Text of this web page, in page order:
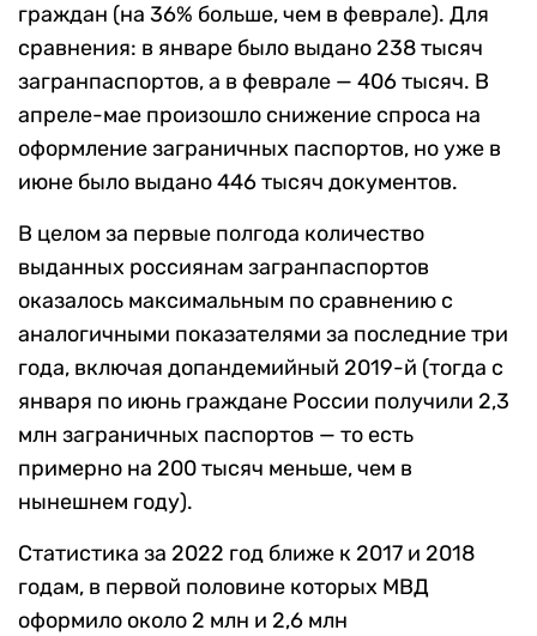
граждан (на 36% больше, чем в феврале). Для
сравнения: в январе было выдано 238 тысяч
загранпаспортов, а в феврале — 406 тысяч. В
апреле-мае произошло снижение спроса на
оформление заграничных паспортов, но уже в
июне было выдано 446 тысяч документов.
В целом за первые полгода количество
выданных россиянам загранпаспортов
оказалось максимальным по сравнению с
аналогичными показателями за последние три
года, включая допандемийный 2019-й (тогда с
января по июнь граждане России получили 2,3
млн заграничных паспортов — то есть
примерно на 200 тысяч меньше, чем в
нынешнем году).
Статистика за 2022 год ближе к 2017 и 2018
годам, в первой половине которых МВД
оформило около 2 млн и 2,6 млн